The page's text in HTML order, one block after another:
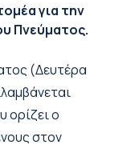
για την
Πνεύματος.
(Δευτέρα
ορίζει ο
στον